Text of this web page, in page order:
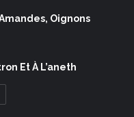
Oignons
Et À L’aneth